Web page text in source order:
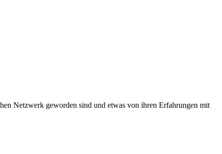
Netzwerk geworden sind und etwas von ihren Erfahrungen mit